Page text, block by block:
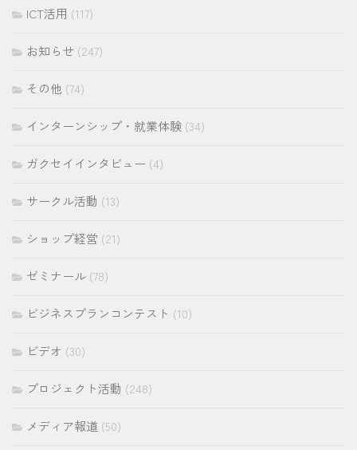
ICT活用 (117)
お知らせ (247)
その他 (74)
インターンシップ・就業体験 (34)
ガクセイインタビュー (4)
サークル活動 (13)
ショップ経営 (21)
ゼミナール (78)
ビジネスプランコンテスト (10)
ビデオ (30)
プロジェクト活動 (248)
メディア報道 (50)